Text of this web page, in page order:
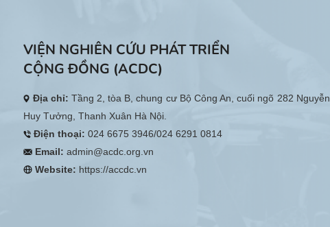
VIỆN NGHIÊN CỨU PHÁT TRIỂN
CỘNG ĐỒNG (ACDC)
Địa chỉ: Tầng 2, tòa B, chung cư Bộ Công An, cuối ngõ 282 Nguyễn
Huy Tưởng, Thanh Xuân Hà Nội.
Điện thoại: 024 6675 3946/024 6291 0814
Email: admin@acdc.org.vn
Website: https://accdc.vn